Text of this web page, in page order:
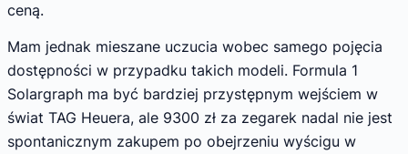
ceną.
Mam jednak mieszane uczucia wobec samego pojęcia
dostępności w przypadku takich modeli. Formula 1
Solargraph ma być bardziej przystępnym wejściem w
świat TAG Heuera, ale 9300 zł za zegarek nadal nie jest
spontanicznym zakupem po obejrzeniu wyścigu w